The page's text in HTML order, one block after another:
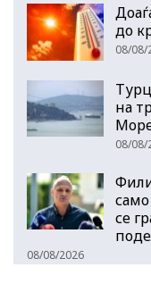
до
08/08/
на
08/08/
се
08/08/2026